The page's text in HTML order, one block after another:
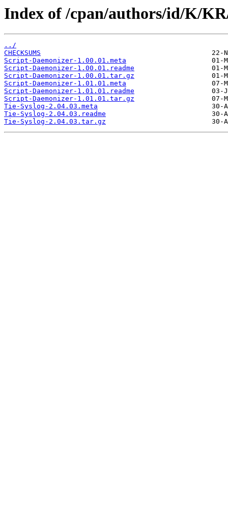
Index of /cpan/authors/id/K/
../
CHECKSUMS
Script-Daemonizer-1.00.01.meta
Script-Daemonizer-1.00.01.readme
Script-Daemonizer-1.00.01.tar.gz
Script-Daemonizer-1.01.01.meta
Script-Daemonizer-1.01.01.readme
Script-Daemonizer-1.01.01.tar.gz
Tie-Syslog-2.04.03.meta
Tie-Syslog-2.04.03.readme
Tie-Syslog-2.04.03.tar.gz